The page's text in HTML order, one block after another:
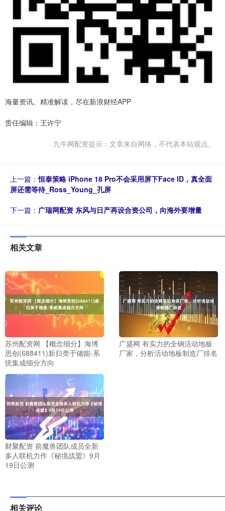
海量资讯、精准解读，尽在新浪财经APP
责任编辑：王许宁
九牛网配资提示：文章来自网络，不代表本站观点。
上一篇：恒泰策略 iPhone 18 Pro不会采用屏下Face ID，真全面
屏还需等待_Ross_Young_孔屏
下一篇： 广瑞网配资 东风与日产再设合资公司，向海外要增量
相关文章
苏州配资网 【概念细分】海博
思创(688411)新归类于储能-系
统集成细分方向
广盛网 有实力的全钢活动地板
厂家，分析活动地板制造厂排名
财聚配资 前魔兽团队成员全新
多人联机力作《秘境战盟》9月
19日公测
相关评论